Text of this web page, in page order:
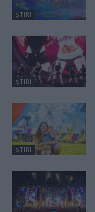
ȘTIRI
ȘTIRI
ȘTIRI